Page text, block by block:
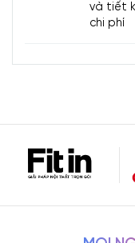
và tiết
chi phí